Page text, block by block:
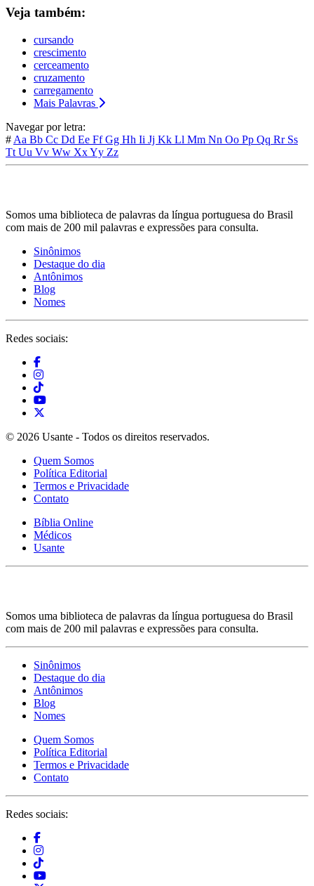
Veja também:
cursando
crescimento
cerceamento
cruzamento
carregamento
Mais Palavras
Navegar por letra:
# Aa Bb Cc Dd Ee FfGg Hh Ii Jj Kk Ll Mm Nn Oo Pp Qq Rr Ss
Tt Uu Vv Ww XxYy Zz
Somos uma biblioteca de palavras da língua portuguesa do Brasil
com mais de 200 mil palavras e expressões para consulta.
Sinônimos
Destaque do dia
Antônimos
Blog
Nomes
Redes sociais:
© 2026 Usante - Todos os direitos reservados.
Quem Somos
Política Editorial
Termos e Privacidade
Contato
Bíblia Online
Médicos
Usante
Somos uma biblioteca de palavras da língua portuguesa do Brasil
com mais de 200 mil palavras e expressões para consulta.
Sinônimos
Destaque do dia
Antônimos
Blog
Nomes
Quem Somos
Política Editorial
Termos e Privacidade
Contato
Redes sociais: